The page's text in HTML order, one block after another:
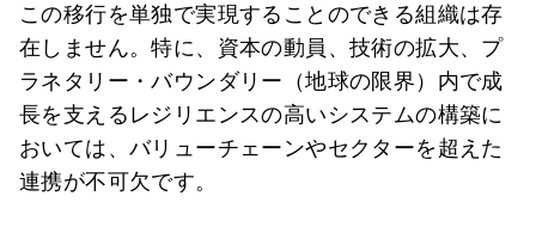
この移行を単独で実現することのできる組織は存
在しません。特に、資本の動員、技術の拡大、プ
ラネタリー・バウンダリー（地球の限界）内で成
長を支えるレジリエンスの高いシステムの構築に
おいては、バリューチェーンやセクターを超えた
連携が不可欠です。